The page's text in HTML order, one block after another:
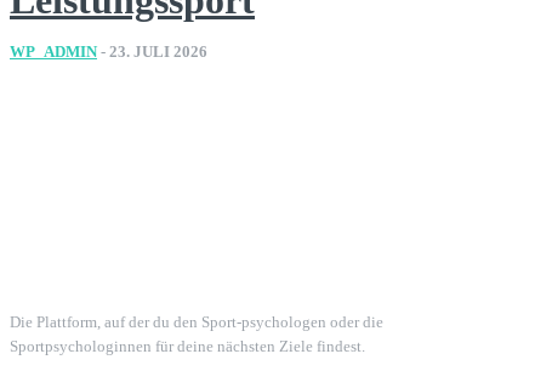
WP_ADMIN - 23. JULI 2026
Die Plattform, auf der du den Sport-psychologen oder die
Sportpsychologinnen für deine nächsten Ziele findest.